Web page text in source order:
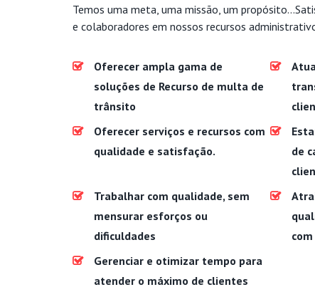
Temos uma meta, uma missão, um
e colaboradores em nossos recursos
Oferecer ampla gama de
soluções de Recurso de multa de
trânsito
Oferecer serviços e recursos com
qualidade e satisfação.
de
Trabalhar com qualidade, sem
mensurar esforços ou
dificuldades
Gerenciar e otimizar tempo para
atender o máximo de clientes